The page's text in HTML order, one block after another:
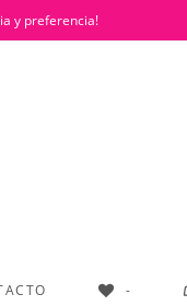
y preferencia!
-